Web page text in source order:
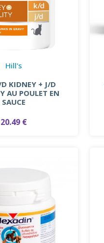
Hill's
KIDNEY + J/D
AU POULET EN
SAUCE
20.49 €